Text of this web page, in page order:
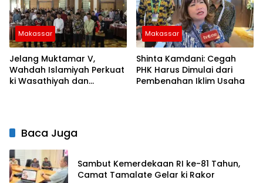
Makassar
Jelang Muktamar V,
Wahdah Islamiyah Perkuat
ki Wasathiyah dan
Makassar
Shinta Kamdani: Cegah
PHK Harus Dimulai dari
Pembenahan Iklim Usaha
Baca Juga
Sambut Kemerdekaan RI ke-81 Tahun,
Camat Tamalate Gelar ki Rakor